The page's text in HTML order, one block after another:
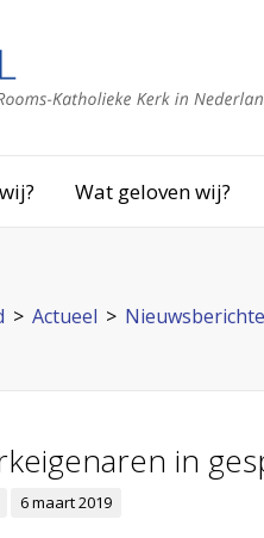
Wat geloven wij?
> Actueel >
in
6 maart 2019